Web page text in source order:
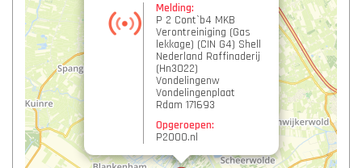
Melding:
P 2 Cont`b4 MKB
Verontreiniging (Gas
lekkage) (CIN G4) Shell
Nederland Raffinaderij
(Hn3022)
Vondelingenw
Vondelingenplaat
Rdam 171693
Opgeroepen:
P2000.nl